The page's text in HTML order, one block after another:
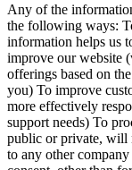
Any of the
the following ways:
information helps us
improve our website
offerings based on
you) To improve
more effectively
support needs) To
public or private, will
to any other